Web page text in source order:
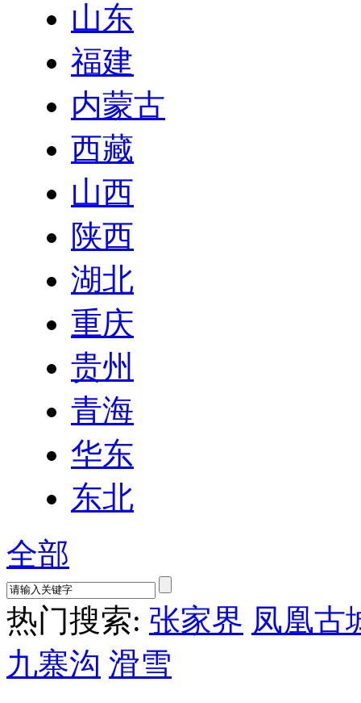
山东
福建
内蒙古
西藏
山西
陕西
湖北
重庆
贵州
青海
华东
东北
全部
热门搜索: 张家界 凤凰古
九寨沟 滑雪